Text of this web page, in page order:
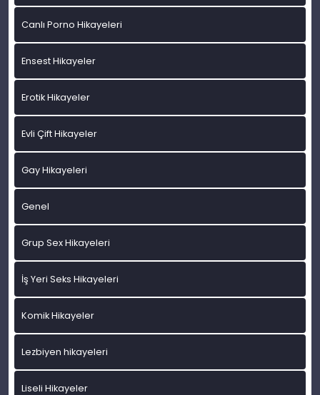
Canlı Porno Hikayeleri
Ensest Hikayeler
Erotik Hikayeler
Evli Çift Hikayeler
Gay Hikayeleri
Genel
Grup Sex Hikayeleri
İş Yeri Seks Hikayeleri
Komik Hikayeler
Lezbiyen hikayeleri
Liseli Hikayeler